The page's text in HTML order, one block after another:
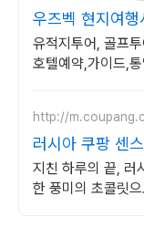
우즈벡 현지여행
유적지투어, 골프
호텔예약,가이드,
http://
러시아 쿠팡 센
지친 하루의 끝, 러
한 풍미의 초콜릿